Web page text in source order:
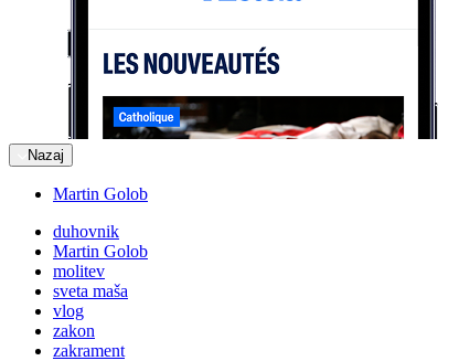
Nazaj
Martin Golob
duhovnik
Martin Golob
molitev
sveta maša
vlog
zakon
zakrament